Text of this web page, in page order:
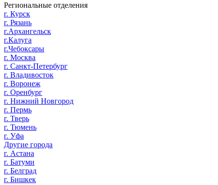
Региональные отделения
г. Курск
г. Рязань
г.Архангельск
г.Калуга
г.Чебоксары
г. Москва
г. Санкт-Петербург
г. Владивосток
г. Воронеж
г. Оренбург
г. Нижний Новгород
г. Пермь
г. Тверь
г. Тюмень
г. Уфа
Другие города
г. Астана
г. Батуми
г. Белград
г. Бишкек